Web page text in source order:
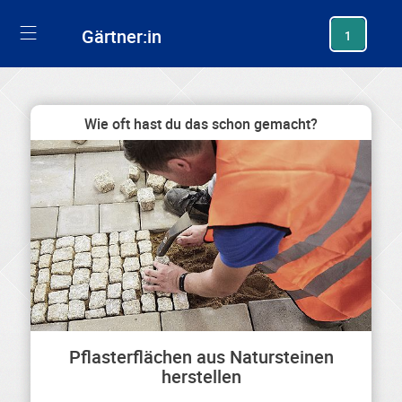
Gärtner:in 1
Wie oft hast du das schon gemacht?
Pflasterflächen aus Natursteinen
herstellen